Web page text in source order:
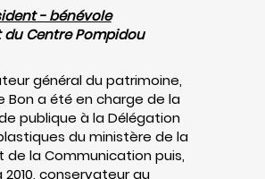
- bénévole
du Centre Pompidou
général du patrimoine,
Bon a été en charge de la
publique à la Délégation
du ministère de la
de la Communication puis,
2010, conservateur au